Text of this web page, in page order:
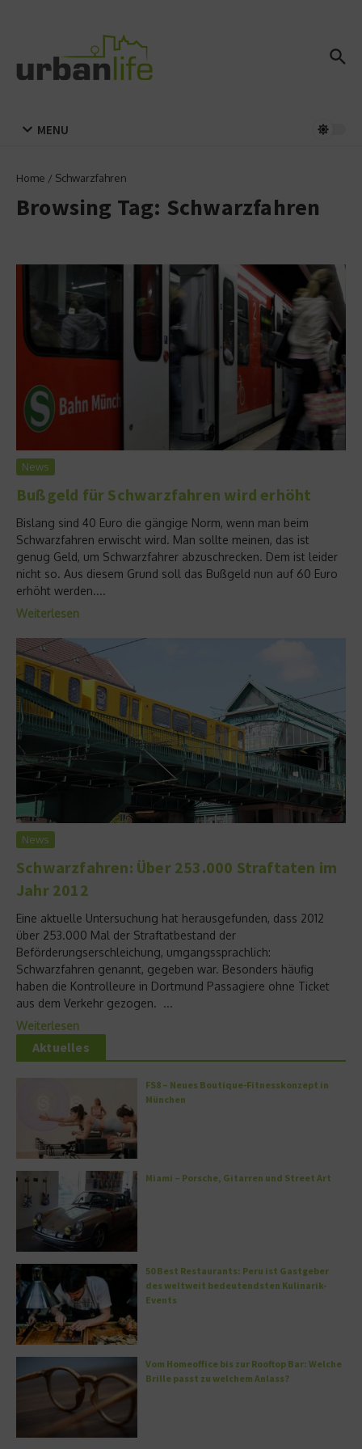
MENU
Home / Schwarzfahren
Browsing Tag: Schwarzfahren
News
Bußgeld für Schwarzfahren wird erhöht
Bislang sind 40 Euro die gängige Norm, wenn man beim
Schwarzfahren erwischt wird. Man sollte meinen, das ist
genug Geld, um Schwarzfahrer abzuschrecken. Dem ist leider
nicht so. Aus diesem Grund soll das Bußgeld nun auf 60 Euro
erhöht werden....
Weiterlesen
News
Schwarzfahren: Über 253.000 Straftaten im
Jahr 2012
Eine aktuelle Untersuchung hat herausgefunden, dass 2012
über 253.000 Mal der Straftatbestand der
Beförderungserschleichung, umgangssprachlich:
Schwarzfahren genannt, gegeben war. Besonders häufig
haben die Kontrolleure in Dortmund Passagiere ohne Ticket
aus dem Verkehr gezogen. ...
Weiterlesen
Aktuelles
FS8 – Neues Boutique-Fitnesskonzept in
München
Miami – Porsche, Gitarren und Street Art
50 Best Restaurants: Peru ist Gastgeber
des weltweit bedeutendsten Kulinarik-
Events
Vom Homeoffice bis zur Rooftop Bar: Welche
Brille passt zu welchem Anlass?